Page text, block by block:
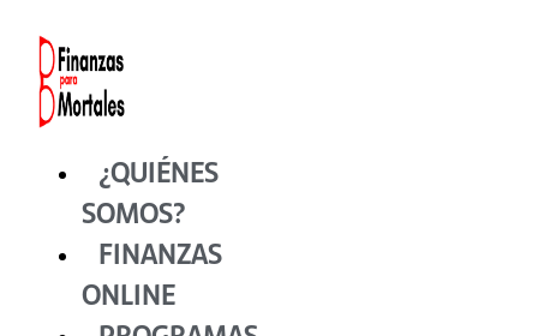
contenido
¿QUIÉNES
SOMOS?
FINANZAS
ONLINE